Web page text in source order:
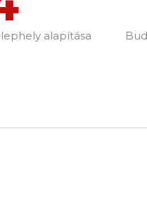
alapítása